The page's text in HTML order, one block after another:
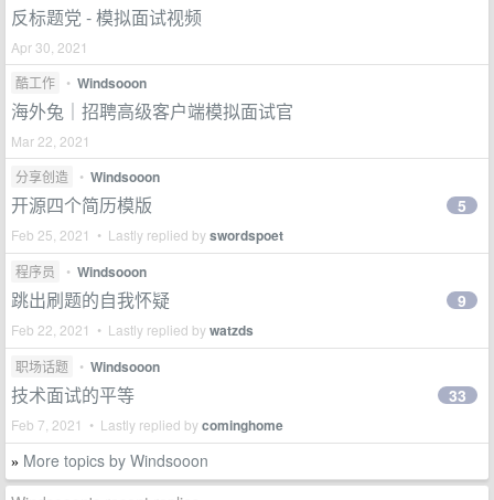
反标题党 - 模拟面试视频
Apr 30, 2021
酷工作
• Windsooon
海外兔｜招聘高级客户端模拟面试官
Mar 22, 2021
分享创造
• Windsooon
开源四个简历模版
Feb 25, 2021 • Lastly replied byswordspoet
5
程序员 • Windsooon
跳出刷题的自我怀疑
Feb 22, 2021 • Lastly replied bywatzds
9
职场话题 • Windsooon
技术面试的平等
Feb 7, 2021 • Lastly replied bycominghome
33
» More topics by Windsooon